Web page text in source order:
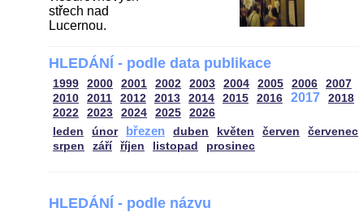
HLEDÁNÍ - podle data publikace
1999 2000 2001 2002 2003 2004 2005 2006 2007
2010
2011 2012 2013 2014 2015 2016 2017 2018
2022
2023 2024 2025
2026
leden
únor březen duben květen červen
červenec
srpen
září říjen listopad prosinec
HLEDÁNÍ - podle názvu